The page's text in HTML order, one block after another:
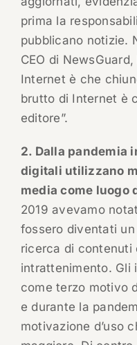
prima la
pubblicano notizie.
CEO di
Internet è che
brutto di Internet è
editore”.
2. Dalla pandemia
digitali utilizzano
media come luogo
2019 avevamo
fossero diventati
ricerca di contenuti
intrattenimento.
come terzo motivo
e durante la
motivazione d’uso